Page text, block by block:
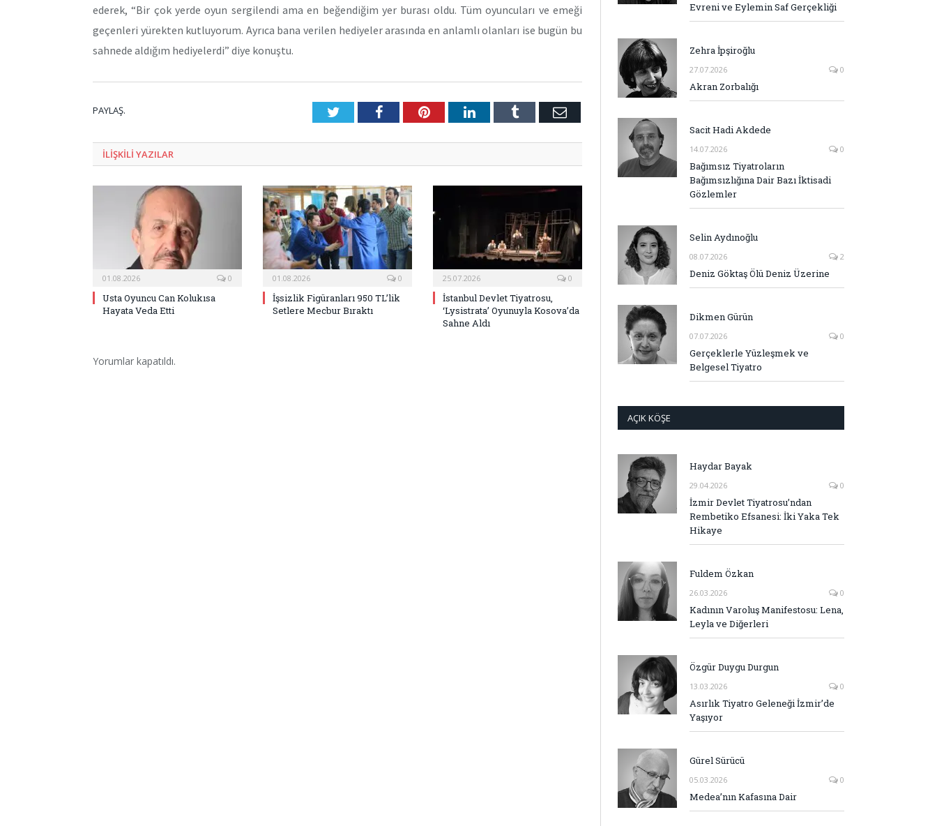
ederek, “Bir çok yerde oyun sergilendi ama en beğendiğim yer burası oldu. Tüm oyuncuları ve emeği
geçenleri yürekten kutluyorum. Ayrıca bana verilen hediyeler arasında en anlamlı olanları ise bugün bu
sahnede aldığım hediyelerdi” diye konuştu.
PAYLAŞ. TwitterFacebookPinterestLinkedInTumblr E-
ILIŞKILI YAZILAR
01.08.2026 0
Usta Oyuncu Can Kolukısa
Hayata Veda Etti
01.08.2026 0
İşsizlik Figüranları 950 TL’lik
Setlere Mecbur Bıraktı
25.07.2026 0
İstanbul Devlet Tiyatrosu,
‘Lysistrata’ Oyunuyla Kosova’da
Sahne Aldı
Yorumlar kapatıldı.
Evreni ve Eylemin Saf Gerçekliği
Zehra İpşiroğlu
27.07.2026 0
Akran Zorbalığı
Sacit Hadi Akdede
14.07.2026 0
Bağımsız Tiyatroların
Bağımsızlığına Dair Bazı İktisadi
Gözlemler
Selin Aydınoğlu
08.07.2026 2
Deniz Göktaş Ölü Deniz Üzerine
Dikmen Gürün
07.07.2026 0
Gerçeklerle Yüzleşmek ve
Belgesel Tiyatro
AÇIK KÖŞE
Haydar Bayak
29.04.2026 0
İzmir Devlet Tiyatrosu’ndan
Rembetiko Efsanesi: İki Yaka Tek
Hikaye
Fuldem Özkan
26.03.2026 0
Kadının Varoluş Manifestosu: Lena,
Leyla ve Diğerleri
Özgür Duygu Durgun
13.03.2026 0
Asırlık Tiyatro Geleneği İzmir’de
Yaşıyor
Gürel Sürücü
05.03.2026 0
Medea’nın Kafasına Dair